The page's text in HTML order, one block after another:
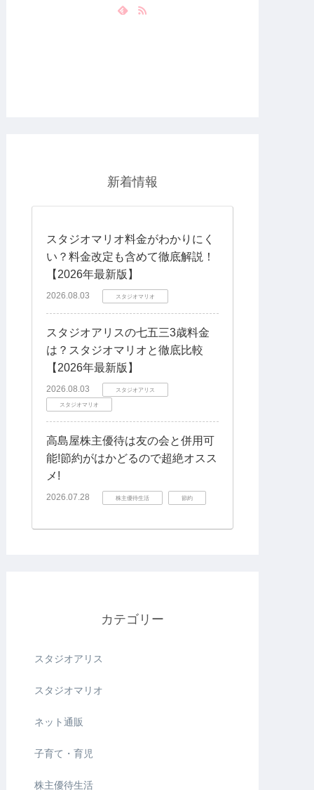
新着情報
スタジオマリオ料金がわかりにく
い？料金改定も含めて徹底解説！
【2026年最新版】
2026.08.03 スタジオマリオ
スタジオアリスの七五三3歳料金
は？スタジオマリオと徹底比較
【2026年最新版】
2026.08.03 スタジオアリス
スタジオマリオ
高島屋株主優待は友の会と併用可
能!節約がはかどるので超絶オスス
メ!
2026.07.28 株主優待生活 節約
カテゴリー
スタジオアリス
スタジオマリオ
ネット通販
子育て・育児
株主優待生活